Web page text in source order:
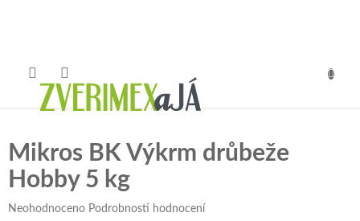
Mikros BK Výkrm drůbeže
Hobby 5 kg
Průměrné
Neohodnoceno Podrobnosti hodnocení